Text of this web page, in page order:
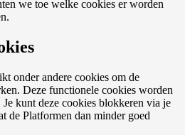
we toe welke cookies er worden
onder andere cookies om de
Deze functionele cookies worden
kunt deze cookies blokkeren via je
de Platformen dan minder goed